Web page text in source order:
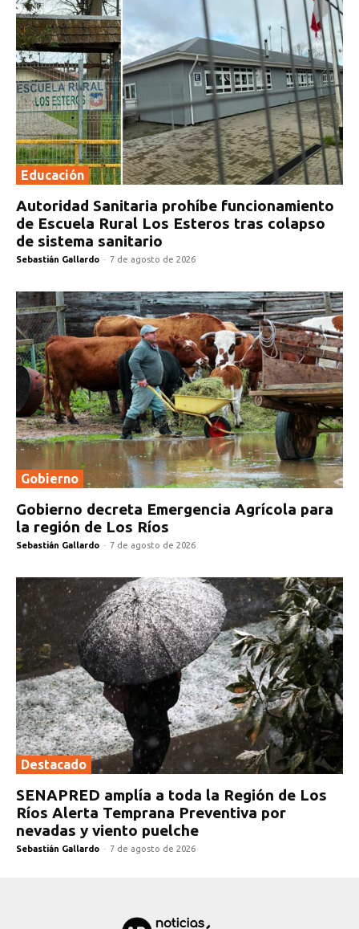
Educación
Autoridad Sanitaria prohíbe funcionamiento
de Escuela Rural Los Esteros tras colapso
de sistema sanitario
Sebastián Gallardo - 7 de agosto de 2026
Gobierno
Gobierno decreta Emergencia Agrícola para
la región de Los Ríos
Sebastián Gallardo - 7 de agosto de 2026
Destacado
SENAPRED amplía a toda la Región de Los
Ríos Alerta Temprana Preventiva por
nevadas y viento puelche
Sebastián Gallardo - 7 de agosto de 2026